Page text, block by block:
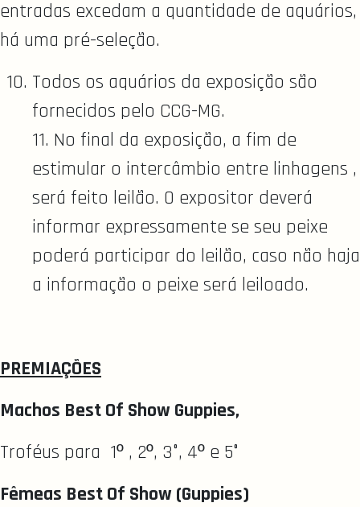
entradas excedam a quantidade de aquários,
há uma pré-seleção.
Todos os aquários da exposição são
fornecidos pelo CCG-MG.
11. No final da exposição, a fim de
estimular o intercâmbio entre linhagens ,
será feito leilão. O expositor deverá
informar expressamente se seu peixe
poderá participar do leilão, caso não haja
a informação o peixe será leiloado.
PREMIAÇÕES
Machos Best Of Show Guppies,
Troféus para 1º , 2º, 3°, 4º e 5°
Fêmeas Best Of Show (Guppies)